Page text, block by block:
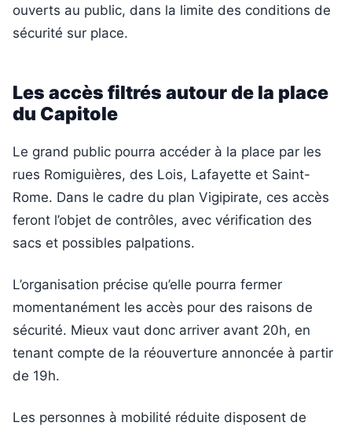
ouverts au public, dans la limite des conditions de
sécurité sur place.
Les accès filtrés autour de la place
du Capitole
Le grand public pourra accéder à la place par les
rues Romiguières, des Lois, Lafayette et Saint-
Rome. Dans le cadre du plan Vigipirate, ces accès
feront l’objet de contrôles, avec vérification des
sacs et possibles palpations.
L’organisation précise qu’elle pourra fermer
momentanément les accès pour des raisons de
sécurité. Mieux vaut donc arriver avant 20h, en
tenant compte de la réouverture annoncée à partir
de 19h.
Les personnes à mobilité réduite disposent de